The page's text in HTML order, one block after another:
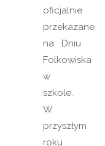
oficjalnie
przekazane
na Dniu
Folkowiska
w
szkole.
W
przyszłym
roku